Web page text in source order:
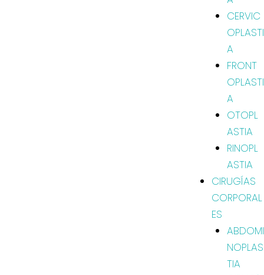
CERVIC
OPLASTI
A
FRONT
OPLASTI
A
OTOPL
ASTIA
RINOPL
ASTIA
CIRUGÍAS
CORPORAL
ES
ABDOMI
NOPLAS
TIA